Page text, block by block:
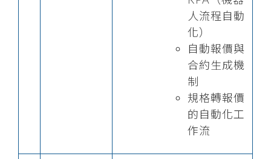
人流程自動
化）
自動報價與
合約生成機
制
規格轉報價
的自動化工
作流